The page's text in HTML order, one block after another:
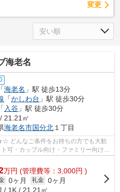
変更
海老名
「海老名 」駅 徒歩13分
「かしわ台 」駅 徒歩30分
「 入谷 」駅 徒歩30分
21.21㎡
海老名市国分北 １丁目
どんなご条件をお持ちの方でも大歓
可・カップル向け・ファミリー向け・
開...
万円 (管理費等：3,000円 )
0ヶ月 礼金 0ヶ月
/ 1K / 21.21㎡